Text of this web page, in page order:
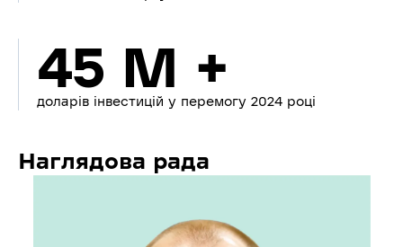
45 M +
доларів інвестицій у перемогу 2024 році
Наглядова рада